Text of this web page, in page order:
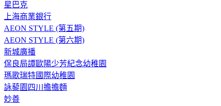
星巴克
上海商業銀行
AEON STYLE (第五期)
AEON STYLE (第六期)
新城廣播
保良局譚歐陽少芳紀念幼稚園
瑪歌瑞特國際幼稚園
詠藜園四川擔擔麵
妙善